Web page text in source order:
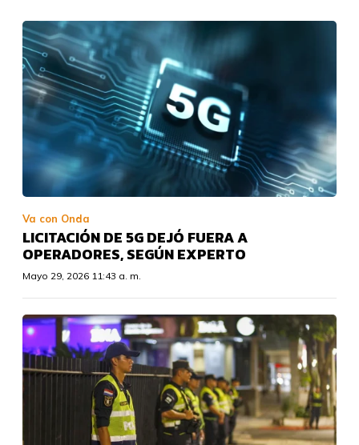
Va con Onda
LICITACIÓN DE 5G DEJÓ FUERA A
OPERADORES, SEGÚN EXPERTO
Mayo 29, 2026 11:43 a. m.